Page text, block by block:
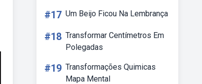
#17 Um Beijo Ficou Na Lembrança
#18 Transformar Centímetros Em
Polegadas
#19 Transformações Quimicas
Mapa Mental